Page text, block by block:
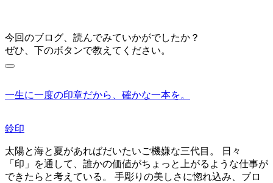
今回のブログ、読んでみていかがでしたか？
ぜひ、下のボタンで教えてください。
一生に一度の印章だから、確かな一本を。
鈴印
太陽と海と夏があればだいたいご機嫌な三代目。 日々
「印」を通して、誰かの価値がちょっと上がるような仕事が
できたらと考えている。 手彫りの美しさに惚れ込み、ブロ